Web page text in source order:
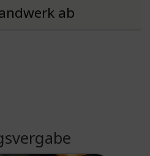
ab